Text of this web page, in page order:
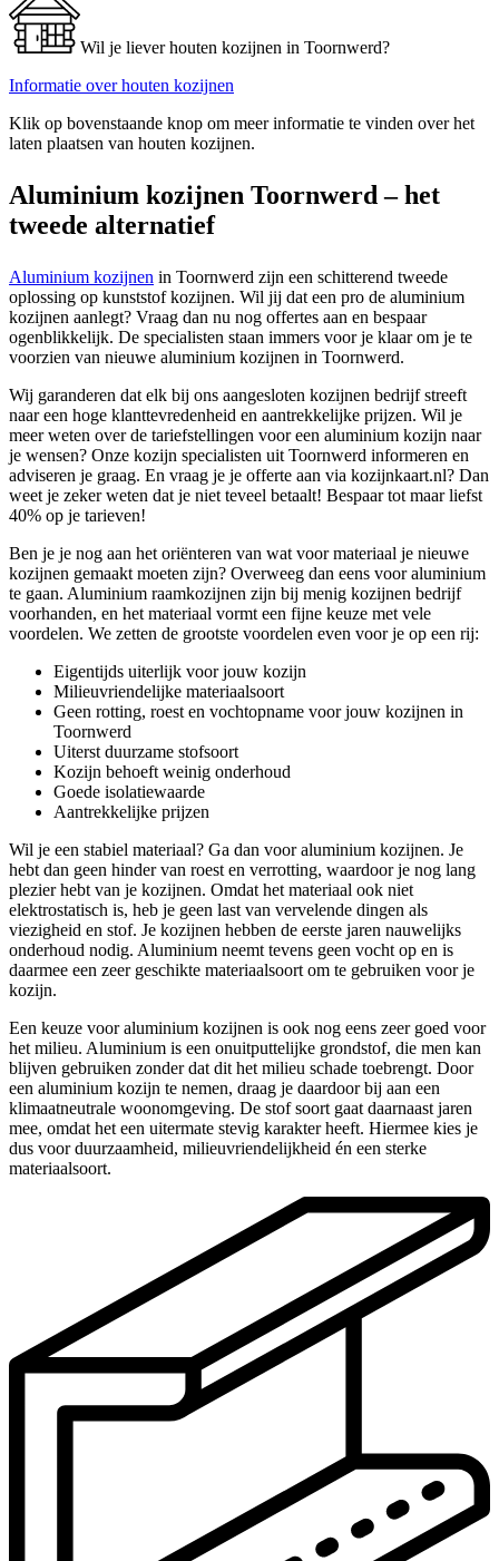
Wil je liever houten kozijnen in Toornwerd?
Informatie over houten kozijnen
Klik op bovenstaande knop om meer informatie te vinden over het
laten plaatsen van houten kozijnen.
Aluminium kozijnen Toornwerd – het
tweede alternatief
Aluminium kozijnen in Toornwerd zijn een schitterend tweede
oplossing op kunststof kozijnen. Wil jij dat een pro de aluminium
kozijnen aanlegt? Vraag dan nu nog offertes aan en bespaar
ogenblikkelijk. De specialisten staan immers voor je klaar om je te
voorzien van nieuwe aluminium kozijnen in Toornwerd.
Wij garanderen dat elk bij ons aangesloten kozijnen bedrijf streeft
naar een hoge klanttevredenheid en aantrekkelijke prijzen. Wil je
meer weten over de tariefstellingen voor een aluminium kozijn naar
je wensen? Onze kozijn specialisten uit Toornwerd informeren en
adviseren je graag. En vraag je je offerte aan via kozijnkaart.nl? Dan
weet je zeker weten dat je niet teveel betaalt! Bespaar tot maar liefst
40% op je tarieven!
Ben je je nog aan het oriënteren van wat voor materiaal je nieuwe
kozijnen gemaakt moeten zijn? Overweeg dan eens voor aluminium
te gaan. Aluminium raamkozijnen zijn bij menig kozijnen bedrijf
voorhanden, en het materiaal vormt een fijne keuze met vele
voordelen. We zetten de grootste voordelen even voor je op een rij:
Eigentijds uiterlijk voor jouw kozijn
Milieuvriendelijke materiaalsoort
Geen rotting, roest en vochtopname voor jouw kozijnen in
Toornwerd
Uiterst duurzame stofsoort
Kozijn behoeft weinig onderhoud
Goede isolatiewaarde
Aantrekkelijke prijzen
Wil je een stabiel materiaal? Ga dan voor aluminium kozijnen. Je
hebt dan geen hinder van roest en verrotting, waardoor je nog lang
plezier hebt van je kozijnen. Omdat het materiaal ook niet
elektrostatisch is, heb je geen last van vervelende dingen als
viezigheid en stof. Je kozijnen hebben de eerste jaren nauwelijks
onderhoud nodig. Aluminium neemt tevens geen vocht op en is
daarmee een zeer geschikte materiaalsoort om te gebruiken voor je
kozijn.
Een keuze voor aluminium kozijnen is ook nog eens zeer goed voor
het milieu. Aluminium is een onuitputtelijke grondstof, die men kan
blijven gebruiken zonder dat dit het milieu schade toebrengt. Door
een aluminium kozijn te nemen, draag je daardoor bij aan een
klimaatneutrale woonomgeving. De stof soort gaat daarnaast jaren
mee, omdat het een uitermate stevig karakter heeft. Hiermee kies je
dus voor duurzaamheid, milieuvriendelijkheid én een sterke
materiaalsoort.